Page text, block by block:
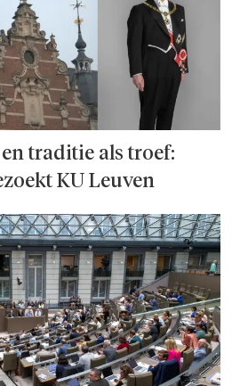
traditie als troef:
KU Leuven